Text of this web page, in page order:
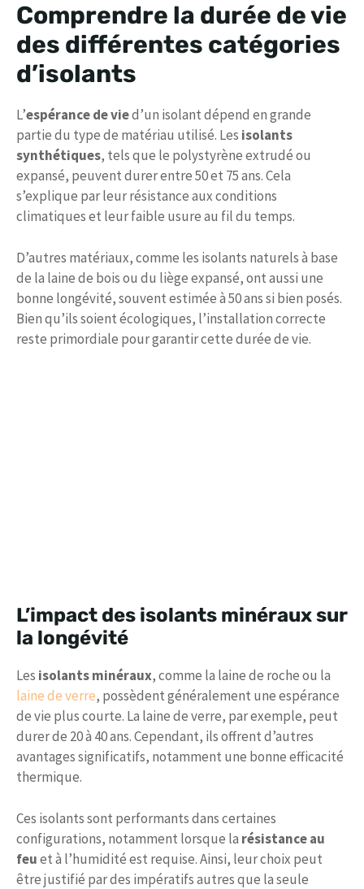
Comprendre la durée de vie
des différentes catégories
d’isolants
L’espérance de vied’un isolant dépend en grande
partie du type de matériau utilisé. Les isolants
synthétiques, tels que le polystyrène extrudé ou
expansé, peuvent durer entre 50 et 75 ans. Cela
s’explique par leur résistance aux conditions
climatiques et leur faible usure au fil du temps.
D’autres matériaux, comme les isolants naturels à base
de la laine de bois ou du liège expansé, ont aussi une
bonne longévité, souvent estimée à 50 ans si bien posés.
Bien qu’ils soient écologiques, l’installation correcte
reste primordiale pour garantir cette durée de vie.
L’impact des isolants minéraux sur
la longévité
Les isolants minéraux, comme la laine de roche ou la
laine de verre, possèdent généralement une espérance
de vie plus courte. La laine de verre, par exemple, peut
durer de 20 à 40 ans. Cependant, ils offrent d’autres
avantages significatifs, notamment une bonne efficacité
thermique.
Ces isolants sont performants dans certaines
configurations, notamment lorsque la résistance au
feuet à l’humidité est requise. Ainsi, leur choix peut
être justifié par des impératifs autres que la seule